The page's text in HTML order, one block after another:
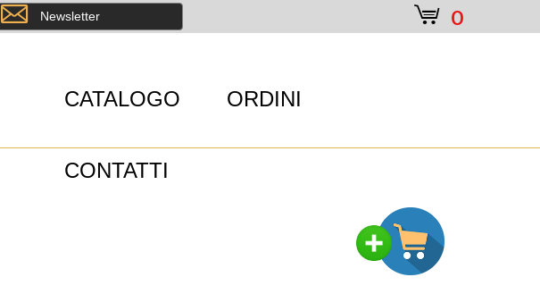
e 0
CATALOGO ORDINI
CONTATTI
8 Newsletter